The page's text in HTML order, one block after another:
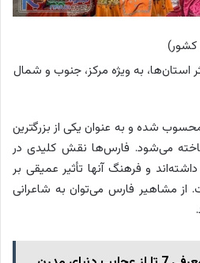
کشور)
استان‌ها، به ویژه مرکز، جنوب و شمال
شده و به عنوان یکی از بزرگترین
شناخته می‌شود. فارس‌ها نقش کلیدی در
و فرهنگ آنها تأثیر عمیقی بر
از مشاهیر فارس می‌توان به شاعرانی